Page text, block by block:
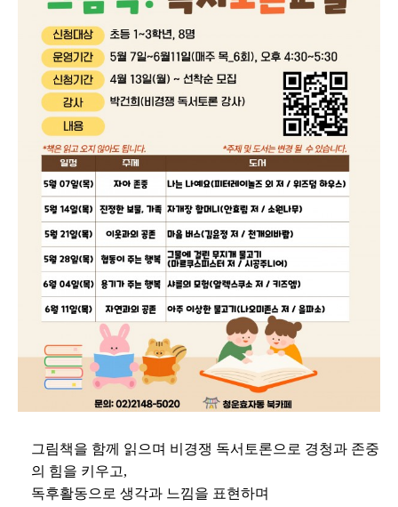
그림책을 함께 읽으며 비경쟁 독서토론으로 경청과 존중
의 힘을 키우고,
독후활동으로 생각과 느낌을 표현하며